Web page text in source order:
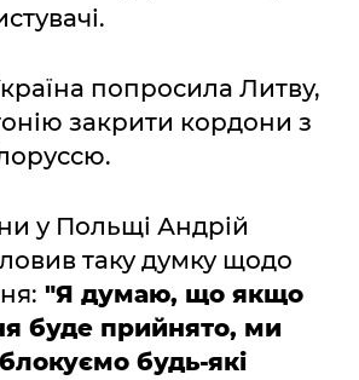
попросила Литву,
закрити кордони з
у Польщі Андрій
таку думку щодо
"Я думаю, що якщо
буде прийнято, ми
будь-які